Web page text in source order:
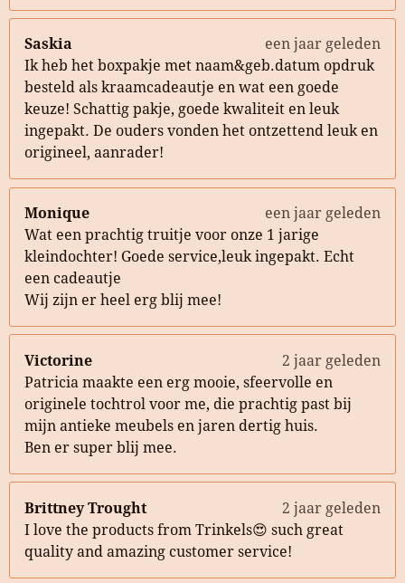
Saskia
een jaar geleden
Ik heb het boxpakje met naam&geb.datum opdruk
besteld als kraamcadeautje en wat een goede
keuze! Schattig pakje, goede kwaliteit en leuk
ingepakt. De ouders vonden het ontzettend leuk en
origineel, aanrader!
Monique
een jaar geleden
Wat een prachtig truitje voor onze 1 jarige
kleindochter! Goede service,leuk ingepakt. Echt
een cadeautje
Wij zijn er heel erg blij mee!
Victorine
2 jaar geleden
Patricia maakte een erg mooie, sfeervolle en
originele tochtrol voor me, die prachtig past bij
mijn antieke meubels en jaren dertig huis.
Ben er super blij mee.
Brittney Trought
2 jaar geleden
I love the products from Trinkels😍 such great
quality and amazing customer service!